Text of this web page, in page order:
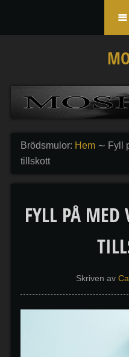
Brödsmulor: Hem ∼ Fyll
tillskott
FYLL PÅ
Skriven av